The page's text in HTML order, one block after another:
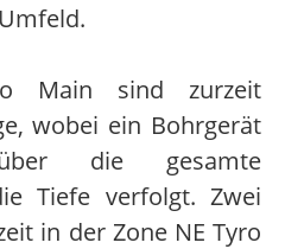
Main sind zurzeit
wobei ein Bohrgerät
die gesamte
Tiefe verfolgt. Zwei
in der Zone NE Tyro